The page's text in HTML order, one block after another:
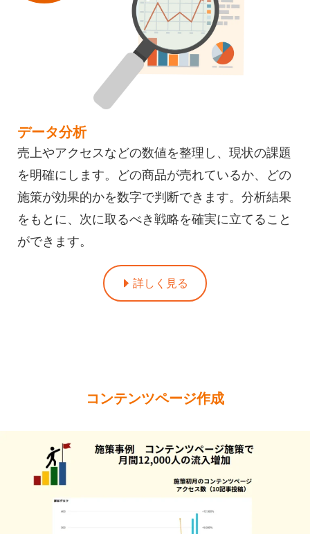
データ分析
売上やアクセスなどの数値を整理し、現状の課題
を明確にします。どの商品が売れているか、どの
施策が効果的かを数字で判断できます。分析結果
をもとに、次に取るべき戦略を確実に立てること
ができます。
詳しく見る
コンテンツページ作成